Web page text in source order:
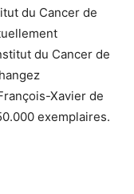
du Cancer de
du Cancer de
Xavier de
exemplaires.